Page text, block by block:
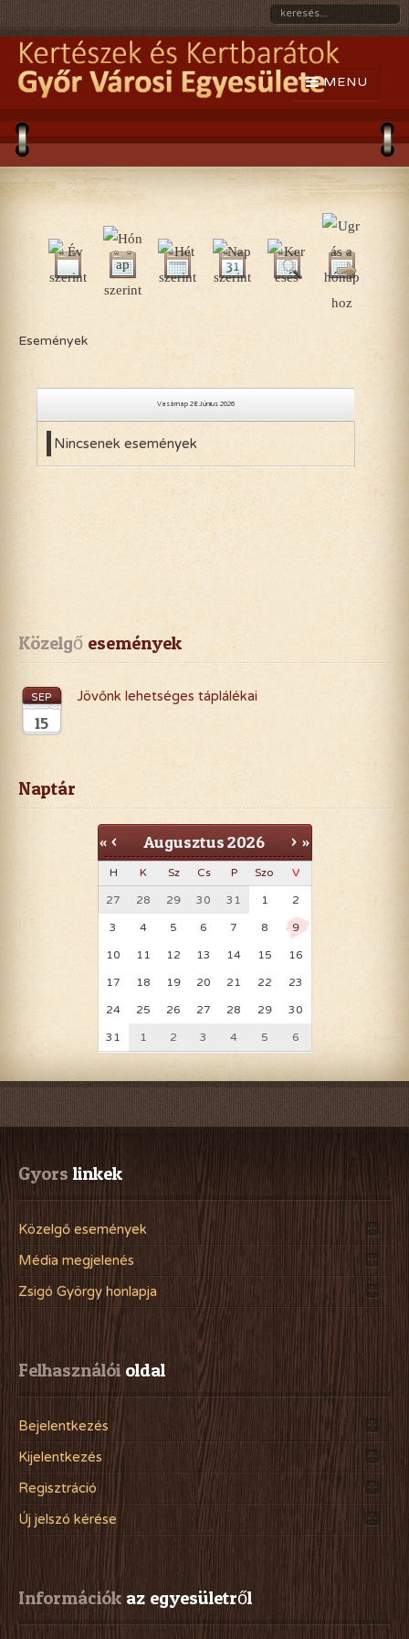
Események
Vasárnap 28 Június 2026
Nincsenek események
Közelgő események
SEP
15
Jövőnk lehetséges táplálékai
Naptár
« < Augusztus2026 > »
H K Sz Cs P Szo V
27 28 29 30 31 1 2
3 4 5 6 7 8 9
10 11 12 13 14 15 16
17 18 19 20 21 22 23
24 25 26 27 28 29 30
31 1 2 3 4 5 6
Gyors linkek
Közelgő események
Média megjelenés
Zsigó György honlapja
Felhasználói oldal
Bejelentkezés
Kijelentkezés
Regisztráció
Új jelszó kérése
Információk az egyesületről